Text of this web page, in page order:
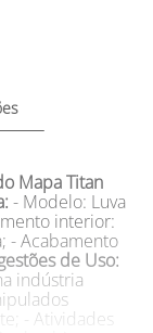
Mapa Titan
- Modelo: Luva
interior:
- Acabamento
de Uso:
indústria
- Atividades